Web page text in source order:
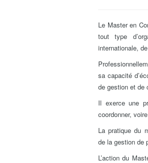
Le Master en
tout type
internationale,
sa capacité
de gestion et de
Il exerce une
coordonner,
La pratique du
de la gestion de
L’action du